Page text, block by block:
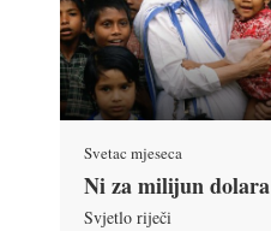
Svetac mjeseca
Ni za milijun dolara
Svjetlo riječi